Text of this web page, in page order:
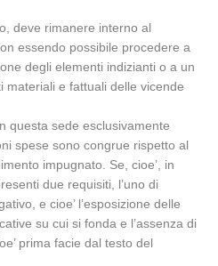
deve rimanere interno al
essendo possibile procedere a
degli elementi indizianti o a un
materiali e fattuali delle vicende
questa sede esclusivamente
spese sono congrue rispetto al
impugnato. Se, cioe’, in
due requisiti, l’uno di
e cioe’ l’esposizione delle
su cui si fonda e l’assenza di
prima facie dal testo del